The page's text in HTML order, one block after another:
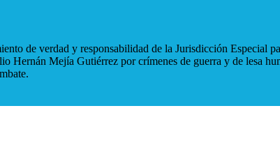
de verdad y responsabilidad de la Jurisdicción Especial
Hernán Mejía Gutiérrez por crímenes de guerra y de lesa